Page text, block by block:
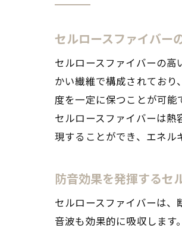
セルロースファイバー
セルロースファイバーの
かい繊維で構成されてお
度を一定に保つことが可能
セルロースファイバーは
現することができ、エネル
防音効果を発揮するセ
セルロースファイバーは、
音波も効果的に吸収しま